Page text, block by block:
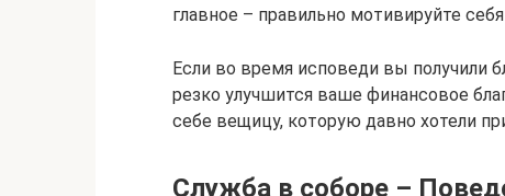
главное – правильно мотивируйте
Если во время исповеди вы получили
резко улучшится ваше финансовое
себе вещицу, которую давно хотели
Служба в соборе –